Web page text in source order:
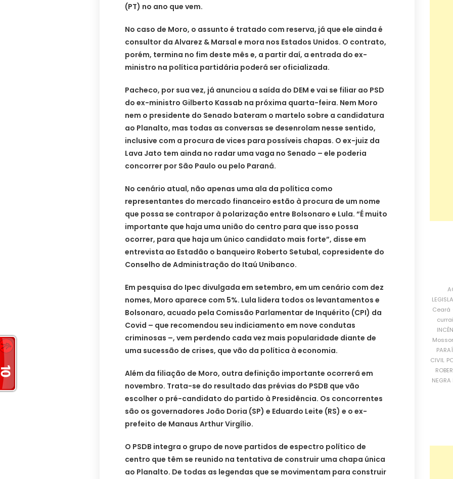
(PT) no ano que vem.
No caso de Moro, o assunto é tratado com reserva, já que ele ainda é
consultor da Alvarez & Marsal e mora nos Estados Unidos. O contrato,
porém, termina no fim deste mês e, a partir daí, a entrada do ex-
ministro na política partidária poderá ser oficializada.
Pacheco, por sua vez, já anunciou a saída do DEM e vai se filiar ao PSD
do ex-ministro Gilberto Kassab na próxima quarta-feira. Nem Moro
nem o presidente do Senado bateram o martelo sobre a candidatura
ao Planalto, mas todas as conversas se desenrolam nesse sentido,
inclusive com a procura de vices para possíveis chapas. O ex-juiz da
Lava Jato tem ainda no radar uma vaga no Senado – ele poderia
concorrer por São Paulo ou pelo Paraná.
No cenário atual, não apenas uma ala da política como
representantes do mercado financeiro estão à procura de um nome
que possa se contrapor à polarização entre Bolsonaro e Lula. “É muito
importante que haja uma união do centro para que isso possa
ocorrer, para que haja um único candidato mais forte”, disse em
entrevista ao Estadão o banqueiro Roberto Setubal, copresidente do
Conselho de Administração do Itaú Unibanco.
Em pesquisa do Ipec divulgada em setembro, em um cenário com dez
nomes, Moro aparece com 5%. Lula lidera todos os levantamentos e
Bolsonaro, acuado pela Comissão Parlamentar de Inquérito (CPI) da
Covid – que recomendou seu indiciamento em nove condutas
criminosas –, vem perdendo cada vez mais popularidade diante de
uma sucessão de crises, que vão da política à economia.
Além da filiação de Moro, outra definição importante ocorrerá em
novembro. Trata-se do resultado das prévias do PSDB que vão
escolher o pré-candidato do partido à Presidência. Os concorrentes
são os governadores João Doria (SP) e Eduardo Leite (RS) e o ex-
prefeito de Manaus Arthur Virgílio.
O PSDB integra o grupo de nove partidos de espectro político de
centro que têm se reunido na tentativa de construir uma chapa única
ao Planalto. De todas as legendas que se movimentam para construir
Ceará
CIVIL
NEGRA